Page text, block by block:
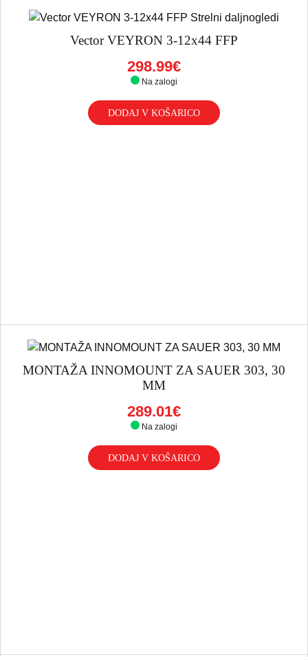
Vector VEYRON 3-12x44 FFP
298.99€
Na zalogi
DODAJ V KOŠARICO
MONTAŽA INNOMOUNT ZA SAUER 303, 30
MM
289.01€
Na zalogi
DODAJ V KOŠARICO